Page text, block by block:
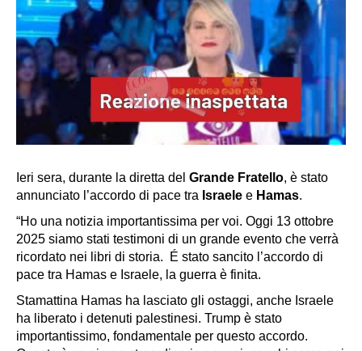
Ieri sera, durante la diretta del Grande Fratello, è stato
annunciato l’accordo di pace tra Israele e Hamas.
“Ho una notizia importantissima per voi. Oggi 13 ottobre
2025 siamo stati testimoni di un grande evento che verrà
ricordato nei libri di storia. É stato sancito l’accordo di
pace tra Hamas e Israele, la guerra è finita.
Stamattina Hamas ha lasciato gli ostaggi, anche Israele
ha liberato i detenuti palestinesi. Trump è stato
importantissimo, fondamentale per questo accordo.